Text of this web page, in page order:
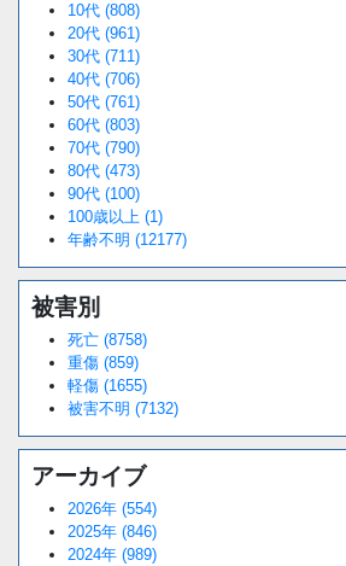
10代 (808)
20代 (961)
30代 (711)
40代 (706)
50代 (761)
60代 (803)
70代 (790)
80代 (473)
90代 (100)
100歳以上 (1)
年齢不明 (12177)
被害別
死亡 (8758)
重傷 (859)
軽傷 (1655)
被害不明 (7132)
アーカイブ
2026年 (554)
2025年 (846)
2024年 (989)